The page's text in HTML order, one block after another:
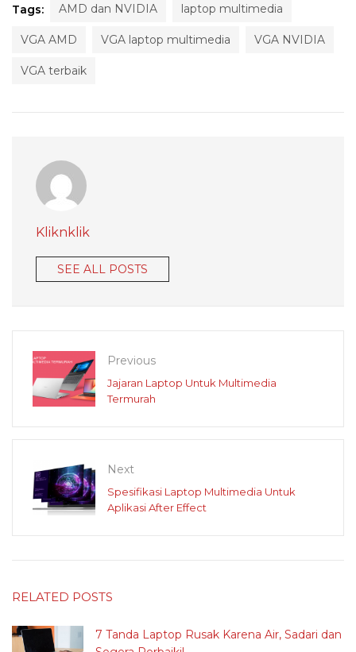
Tags: AMD dan NVIDIA laptop multimedia
VGA AMD VGA laptop multimedia VGA NVIDIA
VGA terbaik
Kliknklik
SEE ALL POSTS
Previous
Jajaran Laptop Untuk Multimedia
Termurah
Next
Spesifikasi Laptop Multimedia Untuk
Aplikasi After Effect
RELATED POSTS
7 Tanda Laptop Rusak Karena Air, Sadari dan